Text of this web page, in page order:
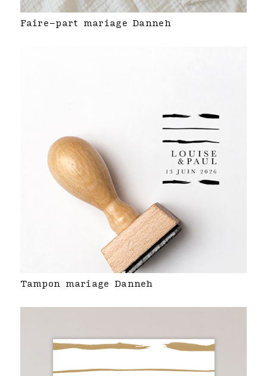
Faire-part mariage Danneh
Tampon mariage Danneh